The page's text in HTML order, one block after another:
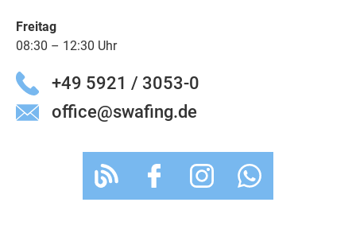
Freitag
08:30 – 12:30 Uhr
+49 5921 / 3053-0
office@swafing.de